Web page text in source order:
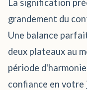
La signification
grandement du
Une balance
deux plateaux au
période
confiance en